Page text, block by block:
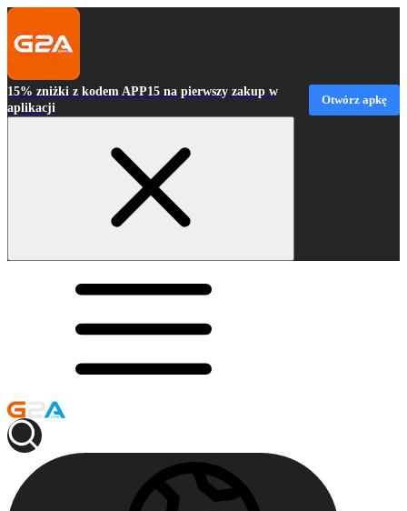
15% zniżki z kodem APP15 na pierwszy zakup w
aplikacji
Otwórz apkę